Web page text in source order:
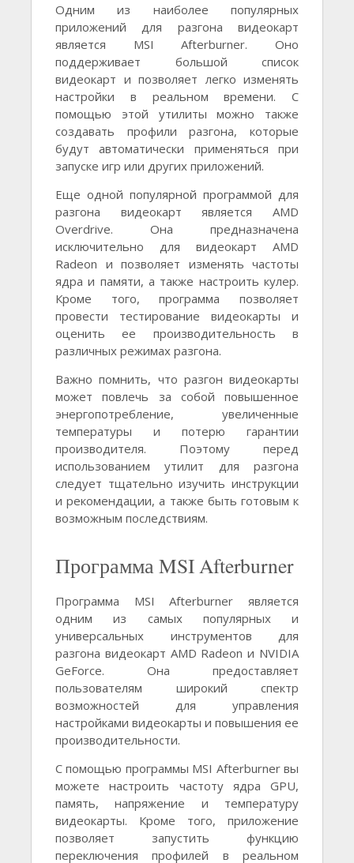
Одним из наиболее популярных
приложений для разгона видеокарт
является MSI Afterburner. Оно
поддерживает большой список
видеокарт и позволяет легко изменять
настройки в реальном времени. С
помощью этой утилиты можно также
создавать профили разгона, которые
будут автоматически применяться при
запуске игр или других приложений.
Еще одной популярной программой для
разгона видеокарт является AMD
Overdrive. Она предназначена
исключительно для видеокарт AMD
Radeon и позволяет изменять частоты
ядра и памяти, а также настроить кулер.
Кроме того, программа позволяет
провести тестирование видеокарты и
оценить ее производительность в
различных режимах разгона.
Важно помнить, что разгон видеокарты
может повлечь за собой повышенное
энергопотребление, увеличенные
температуры и потерю гарантии
производителя. Поэтому перед
использованием утилит для разгона
следует тщательно изучить инструкции
и рекомендации, а также быть готовым к
возможным последствиям.
Программа MSI Afterburner
Программа MSI Afterburner является
одним из самых популярных и
универсальных инструментов для
разгона видеокарт AMD Radeon и NVIDIA
GeForce. Она предоставляет
пользователям широкий спектр
возможностей для управления
настройками видеокарты и повышения ее
производительности.
С помощью программы MSI Afterburner вы
можете настроить частоту ядра GPU,
память, напряжение и температуру
видеокарты. Кроме того, приложение
позволяет запустить функцию
переключения профилей в реальном